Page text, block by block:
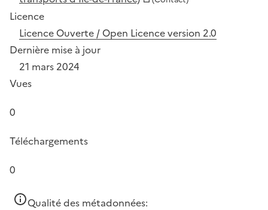
Licence
Licence Ouverte / Open Licence version 2.0
Dernière mise à jour
21 mars 2024
Vues
0
Téléchargements
0
Qualité des métadonnées: